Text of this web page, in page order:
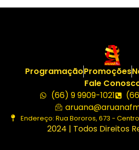
ProgramaçãoPromoções
Fale
(66) 9 9909-1021
Endereço: Rua Bororos, 673 -
2024 | Todos Direitos